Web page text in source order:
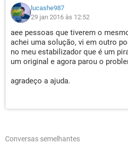
lucashe987
29 jan 2016 às 12:52
aee pessoas que tiverem o
achei uma solução, vi em outro
no meu estabilizador que é um
um original e agora parou o
agradeço a ajuda.
Conversas semelhantes